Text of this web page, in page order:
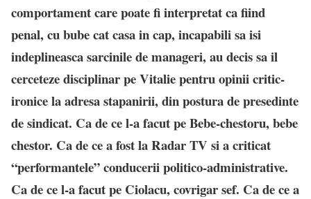
comportament care poate fi interpretat ca fiind
penal, cu bube cat casa in cap, incapabili sa isi
indeplineasca sarcinile de manageri, au decis sa il
cerceteze disciplinar pe Vitalie pentru opinii critic-
ironice la adresa stapanirii, din postura de presedinte
de sindicat. Ca de ce l-a facut pe Bebe-chestoru, bebe
chestor. Ca de ce a fost la Radar TV si a criticat
“performantele” conducerii politico-administrative.
Ca de ce l-a facut pe Ciolacu, covrigar sef. Ca de ce a